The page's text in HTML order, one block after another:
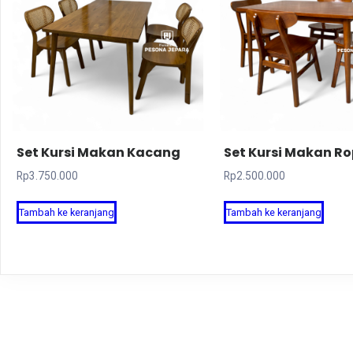
Set Kursi Makan Kacang
Rp3.750.000
Tambah ke keranjang
Set Kursi Makan
Rp2.500.000
Tambah ke keranjang